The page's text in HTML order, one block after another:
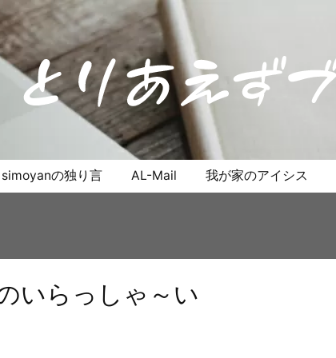
simoyanの独り言 AL-Mail 我が家のアイシス
いらっしゃ～い